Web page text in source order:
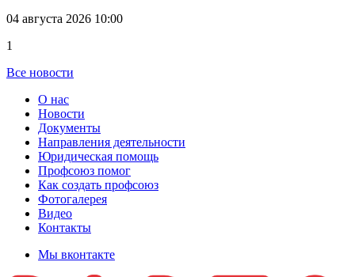
04 августа 2026 10:00
1
Все новости
О нас
Новости
Документы
Направления деятельности
Юридическая помощь
Профсоюз помог
Как создать профсоюз
Фотогалерея
Видео
Контакты
Мы вконтакте